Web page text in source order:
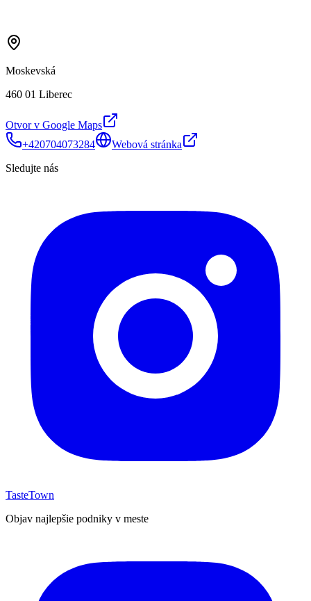
Moskevská
460 01 Liberec
Otvor v Google Maps
+420704073284
Webová stránka
Sledujte nás
TasteTown
Objav najlepšie podniky v meste